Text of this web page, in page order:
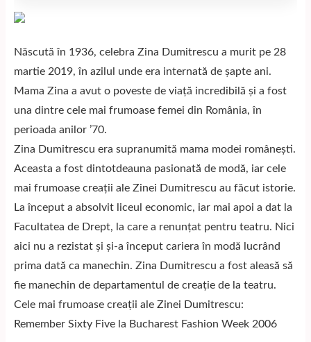
Născută în 1936, celebra Zina Dumitrescu a murit pe 28
martie 2019, în azilul unde era internată de şapte ani.
Mama Zina a avut o poveste de viață incredibilă şi a fost
una dintre cele mai frumoase femei din România, în
perioada anilor ’70.
Zina Dumitrescu era supranumită mama modei româneşti.
Aceasta a fost dintotdeauna pasionată de modă, iar cele
mai frumoase creaţii ale Zinei Dumitrescu au făcut istorie.
La început a absolvit liceul economic, iar mai apoi a dat la
Facultatea de Drept, la care a renunţat pentru teatru. Nici
aici nu a rezistat şi şi-a început cariera în modă lucrând
prima dată ca manechin. Zina Dumitrescu a fost aleasă să
fie manechin de departamentul de creaţie de la teatru.
Cele mai frumoase creaţii ale Zinei Dumitrescu:
Remember Sixty Five la Bucharest Fashion Week 2006